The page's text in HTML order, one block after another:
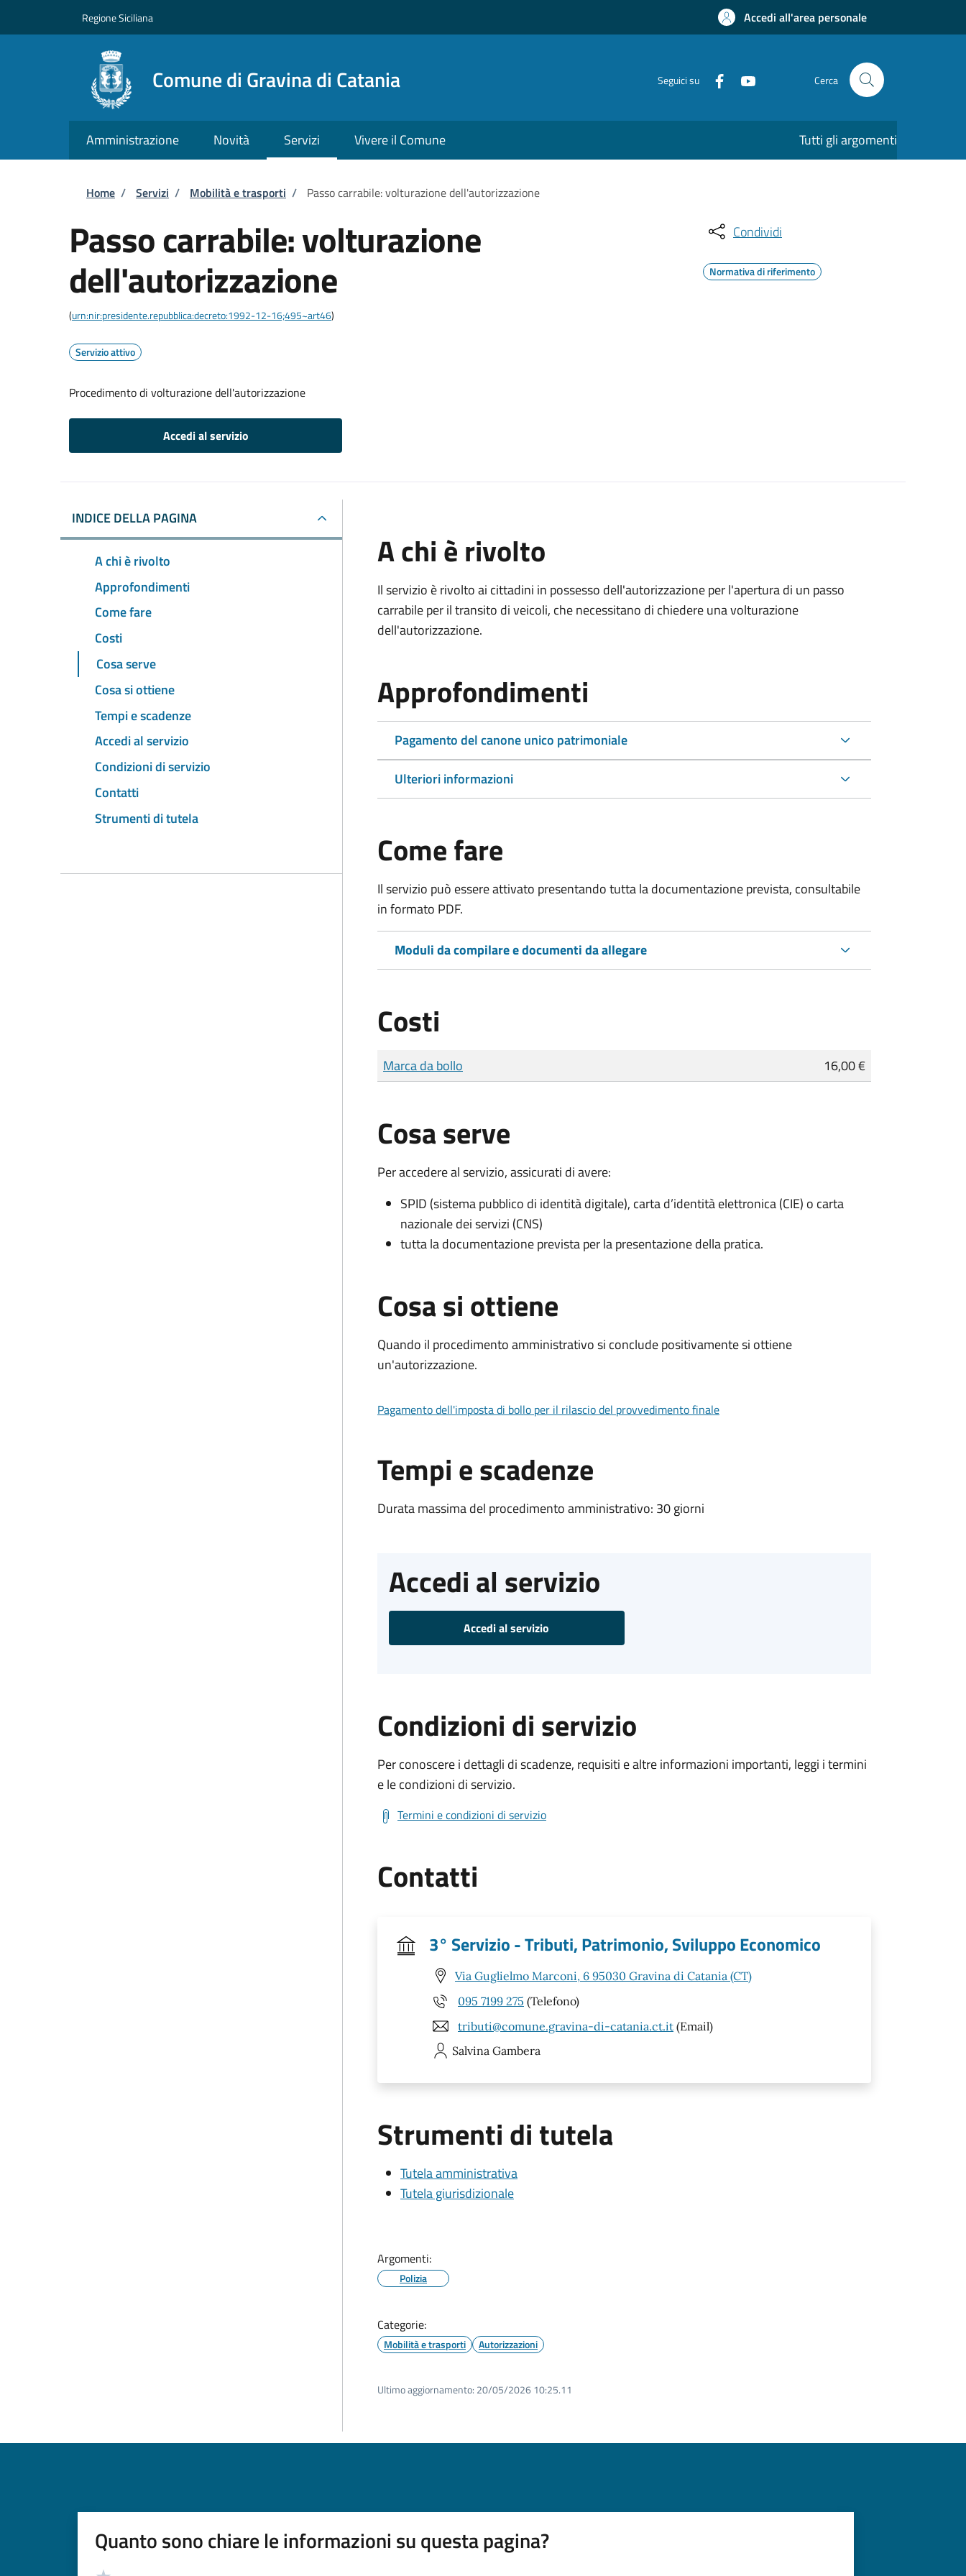
Regione Siciliana Accedi all'area personale
Comune di Gravina di Catania Seguici su Cerca
Amministrazione Novità Servizi Vivere il Comune Tutti gli argomenti
Briciole di pane
Home / Servizi / Mobilità e trasporti / Passo carrabile: volturazione dell'autorizzazione
Passo carrabile: volturazione
dell'autorizzazione
(urn:nir:presidente.repubblica:decreto:1992-12-16;495~art46)
Servizio attivo
Procedimento di volturazione dell'autorizzazione
Accedi al servizio
Condividi
Normativa di riferimento
INDICE DELLA PAGINA
A chi è rivolto
Approfondimenti
Come fare
Costi
Cosa serve
Cosa si ottiene
Tempi e scadenze
Accedi al servizio
Condizioni di servizio
Contatti
Strumenti di tutela
A chi è rivolto
Il servizio è rivolto ai cittadini in possesso dell'autorizzazione per l'apertura di un passo
carrabile per il transito di veicoli, che necessitano di chiedere una volturazione
dell'autorizzazione.
Approfondimenti
Pagamento del canone unico patrimoniale
Ulteriori informazioni
Come fare
Il servizio può essere attivato presentando tutta la documentazione prevista, consultabile
in formato PDF.
Moduli da compilare e documenti da allegare
Costi
Tipo di pagamento
Importo
Marca da bollo 16,00 €
Cosa serve
Per accedere al servizio, assicurati di avere:
SPID (sistema pubblico di identità digitale), carta d’identità elettronica (CIE) o carta
nazionale dei servizi (CNS)
tutta la documentazione prevista per la presentazione della pratica.
Cosa si ottiene
Quando il procedimento amministrativo si conclude positivamente si ottiene
un'autorizzazione.
Pagamento dell'imposta di bollo per il rilascio del provvedimento finale
Tempi e scadenze
Durata massima del procedimento amministrativo: 30 giorni
Accedi al servizio
Accedi al servizio
Condizioni di servizio
Per conoscere i dettagli di scadenze, requisiti e altre informazioni importanti, leggi i termini
e le condizioni di servizio.
Termini e condizioni di servizio
Contatti
3° Servizio - Tributi, Patrimonio, Sviluppo Economico
Via Guglielmo Marconi, 6 95030 Gravina di Catania (CT)
095 7199 275 (Telefono)
tributi@comune.gravina-di-catania.ct.it (Email)
Salvina Gambera
Strumenti di tutela
Tutela amministrativa
Tutela giurisdizionale
Argomenti:
Polizia
Categorie:
Mobilità e trasporti Autorizzazioni
Ultimo aggiornamento: 20/05/2026 10:25.11
Quanto sono chiare le informazioni su questa pagina?
Valutazione